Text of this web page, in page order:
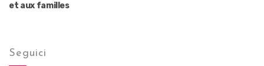
et aux familles
Seguici